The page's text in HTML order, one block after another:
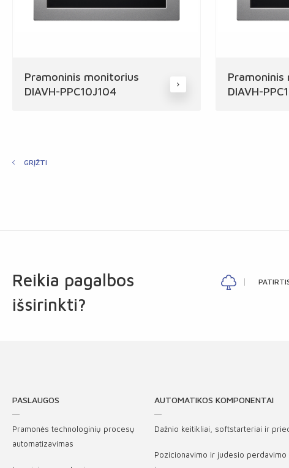
Pramoninis monitorius
DIAVH-PPC10J104
DIAVH-
GRĮŽTI
Reikia pagalbos
išsirinkti?
PASLAUGOS
Pramonės technologinių procesų
automatizavimas
AUTOMATIKOS KOMPONENTAI
Dažnio keitikliai, softstarteriai ir
Pozicionavimo ir judesio perdavimo